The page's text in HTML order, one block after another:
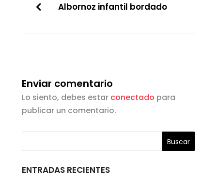
Albornoz infantil bordado
Enviar comentario
Lo siento, debes estar conectado para
publicar un comentario.
ENTRADAS RECIENTES